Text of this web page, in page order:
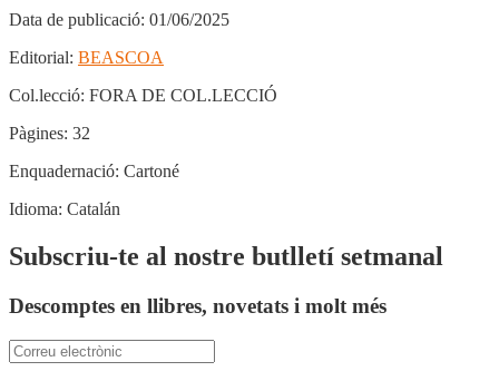
Data de publicació: 01/06/2025
Editorial: BEASCOA
Col.lecció: FORA DE COL.LECCIÓ
Pàgines: 32
Enquadernació: Cartoné
Idioma: Catalán
Subscriu-te al nostre butlletí setmanal
Descomptes en llibres, novetats i molt més